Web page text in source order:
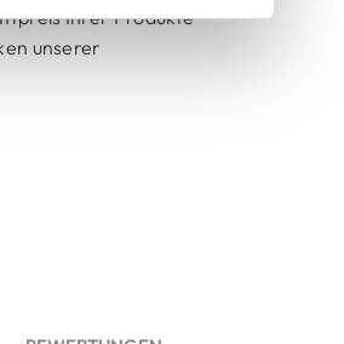
Ihrer Produkte
unserer